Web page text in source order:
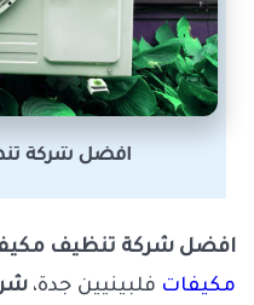
افضل شركة
افضل شركة تنظيف مكيفات
مكيفات فلبينيين جدة،